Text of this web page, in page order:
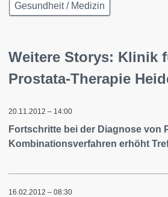
Gesundheit / Medizin
Weitere Storys: Klinik
Prostata-Therapie
20.11.2012 – 14:00
Fortschritte bei der Diagnose von
Kombinationsverfahren erhöht
16.02.2012 – 08:30